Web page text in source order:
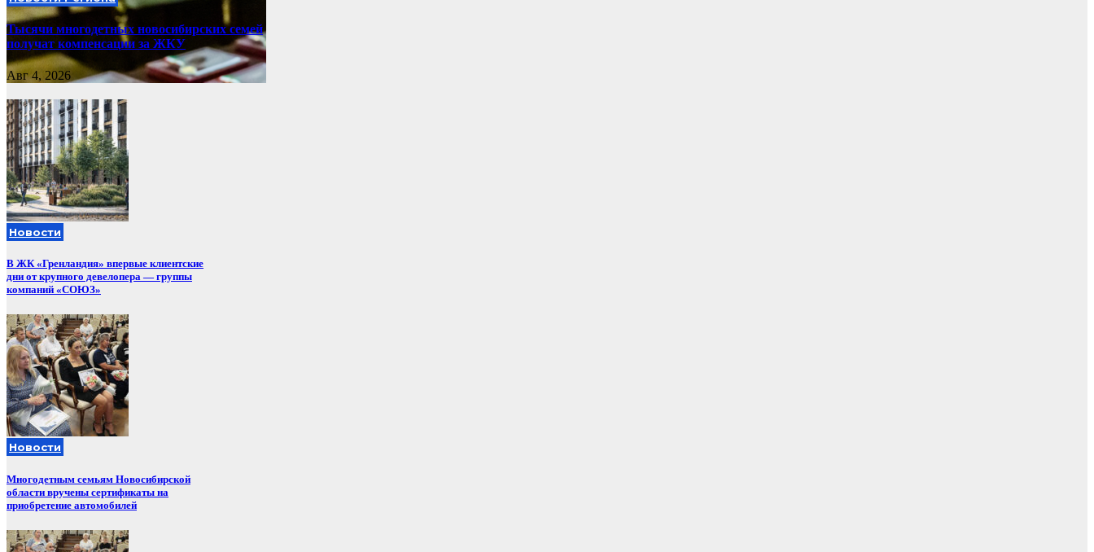
Тысячи многодетных новосибирских семей
получат компенсации за ЖКУ
Авг 4, 2026
Новости
В ЖК «Гренландия» впервые клиентские
дни от крупного девелопера — группы
компаний «СОЮЗ»
Новости
Многодетным семьям Новосибирской
области вручены сертификаты на
приобретение автомобилей